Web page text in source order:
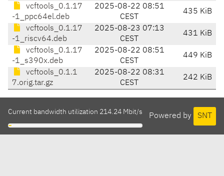
vcftools_0.1.17
-1_ppc64el.deb
2025-08-22 08:51
CEST
435 KiB
vcftools_0.1.17
-1_riscv64.deb
2025-08-23 07:13
CEST
431 KiB
vcftools_0.1.17
-1_s390x.deb
2025-08-22 08:51
CEST
449 KiB
vcftools_0.1.1
7.orig.tar.gz
2025-08-22 08:31
CEST
242 KiB
Powered by SNT
Current bandwidth utilization 214.24 Mbit/s